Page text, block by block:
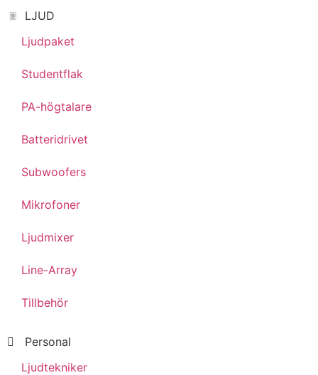
LJUD
Ljudpaket
Studentflak
PA-högtalare
Batteridrivet
Subwoofers
Mikrofoner
Ljudmixer
Line-Array
Tillbehör
Personal
Ljudtekniker